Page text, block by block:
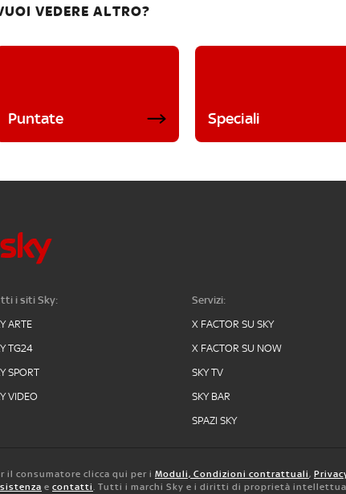
VEDERE ALTRO?
Puntate Speciali
i siti Sky:
ARTE
TG24
SPORT
VIDEO
Servizi:
X FACTOR SU SKY
X FACTOR SU NOW
SKY TV
SKY BAR
SPAZI SKY
il consumatore clicca qui per i Moduli, Condizioni contrattuali,
e contatti. Tutti i marchi Sky e i diritti di proprietà